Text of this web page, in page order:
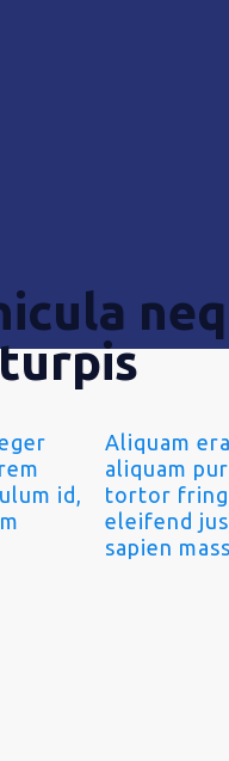
id,
Aliquam
aliquam
tortor
eleifend
sapien